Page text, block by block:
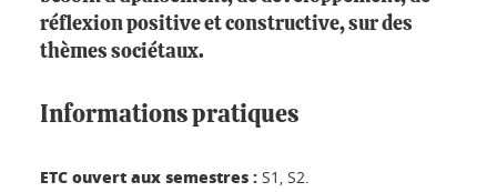
réflexion positive et constructive, sur des
thèmes sociétaux.
Informations pratiques
ETC ouvert aux semestres : S1, S2.